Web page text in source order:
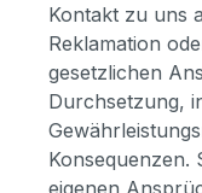
Kontakt zu uns
Reklamation
gesetzlichen
Durchsetzung,
Konsequenzen.
eigenen